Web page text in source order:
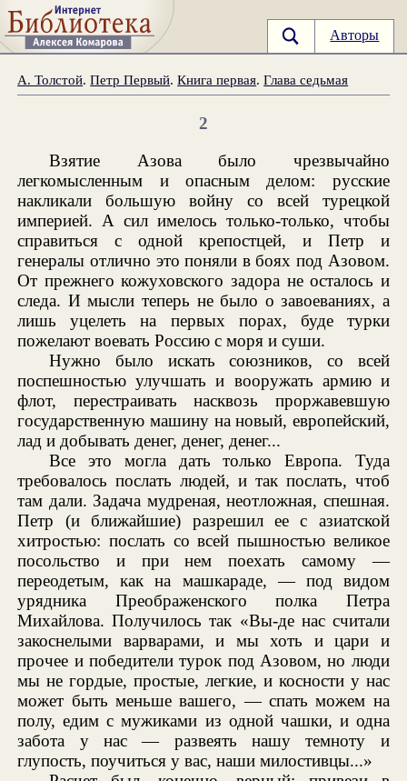
Авторы
А. Толстой.Петр Первый.Книга первая.Глава седьмая
2
Взятие Азова было чрезвычайно
легкомысленным и опасным делом: русские
накликали большую войну со всей турецкой
империей. А сил имелось только-только, чтобы
справиться с одной крепостцей, и Петр и
генералы отлично это поняли в боях под Азовом.
От прежнего кожуховского задора не осталось и
следа. И мысли теперь не было о завоеваниях, а
лишь уцелеть на первых порах, буде турки
пожелают воевать Россию с моря и суши.
Нужно было искать союзников, со всей
поспешностью улучшать и вооружать армию и
флот, перестраивать насквозь проржавевшую
государственную машину на новый, европейский,
лад и добывать денег, денег, денег...
Все это могла дать только Европа. Туда
требовалось послать людей, и так послать, чтоб
там дали. Задача мудреная, неотложная, спешная.
Петр (и ближайшие) разрешил ее с азиатской
хитростью: послать со всей пышностью великое
посольство и при нем поехать самому —
переодетым, как на машкараде, — под видом
урядника Преображенского полка Петра
Михайлова. Получилось так «Вы-де нас считали
закоснелыми варварами, и мы хоть и цари и
прочее и победители турок под Азовом, но люди
мы не гордые, простые, легкие, и косности у нас
может быть меньше вашего, — спать можем на
полу, едим с мужиками из одной чашки, и одна
забота у нас — развеять нашу темноту и
глупость, поучиться у вас, наши милостивцы...»